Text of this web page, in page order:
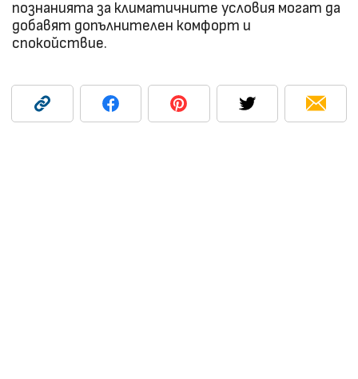
познанията за климатичните условия могат да
добавят допълнителен комфорт и
спокойствие.